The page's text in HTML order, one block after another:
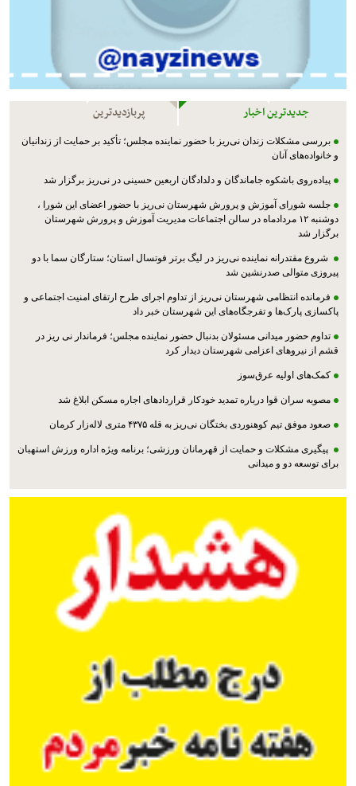
جدیدترین اخبار پربازدیدترین
بررسی مشکلات زندان نی‌ریز با حضور نماینده مجلس؛ تأکید بر حمایت از زندانیان
و خانواده‌های آنان
پیاده‌روی باشکوه جاماندگان و دلدادگان اربعین حسینی در نی‌ریز برگزار شد
جلسه شورای آموزش و پرورش شهرستان نی‌ریز با حضور اعضای این شورا ،
دوشنبه ۱۲ مردادماه در سالن اجتماعات مدیریت آموزش و پرورش شهرستان
برگزار شد
شروع مقتدرانه نماینده نی‌ریز در لیگ برتر فوتسال استان؛ ستارگان سما با دو
پیروزی متوالی صدرنشین شد
فرمانده انتظامی شهرستان نی‌ریز از تداوم اجرای طرح ارتقای امنیت اجتماعی و
پاکسازی پارک‌ها و تفرجگاه‌های این شهرستان خبر داد
تداوم حضور میدانی مسئولان بدنبال حضور نماینده مجلس؛ فرماندار نی ریز در
قشم از نیروهای اعزامی شهرستان دیدار کرد
کمک‌های اولیه عرق‌سوز
مصوبه سران قوا درباره تمدید خودکار قراردادهای اجاره مسکن ابلاغ شد
صعود موفق تیم کوهنوردی بختگان نی‌ریز به قله ۴۳۷۵ متری لاله‌زار کرمان
پیگیری مشکلات و حمایت از قهرمانان ورزشی؛ برنامه ویژه اداره ورزش استهبان
برای توسعه دو و میدانی